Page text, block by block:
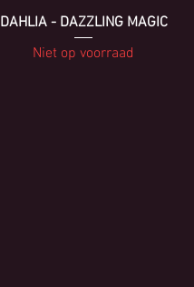
DAHLIA - DAZZLING MAGIC
Niet op voorraad